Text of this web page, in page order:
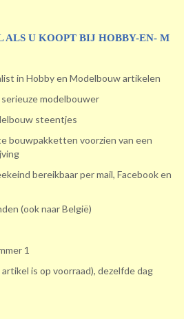
ALS U KOOPT BIJ HOBBY-EN- M
in Hobby en Modelbouw artikelen
modelbouwer
steentjes
bouwpakketten voorzien van een
bereikbaar per mail, Facebook en
(ook naar België)
1
is op voorraad), dezelfde dag